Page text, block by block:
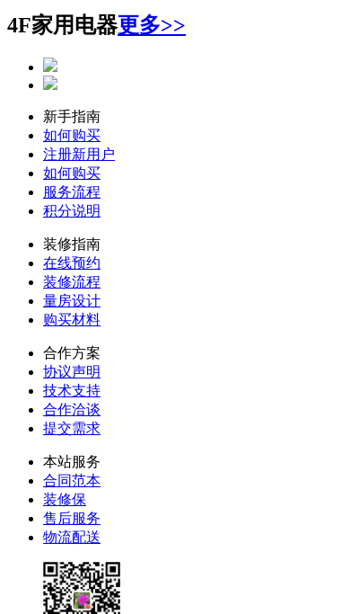
4F家用电器更多>>
新手指南
如何购买
注册新用户
如何购买
服务流程
积分说明
装修指南
在线预约
装修流程
量房设计
购买材料
合作方案
协议声明
技术支持
合作洽谈
提交需求
本站服务
合同范本
装修保
售后服务
物流配送